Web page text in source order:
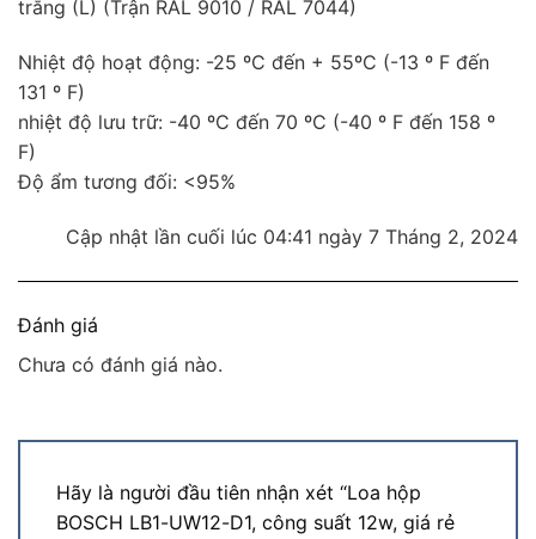
trắng (L) (Trận RAL 9010 / RAL 7044)
Nhiệt độ hoạt động: -25 ºC đến + 55ºC (-13 º F đến
131 º F)
nhiệt độ lưu trữ: -40 ºC đến 70 ºC (-40 º F đến 158 º
F)
Độ ẩm tương đối: <95%
Cập nhật lần cuối lúc 04:41 ngày 7 Tháng 2, 2024
Đánh giá
Chưa có đánh giá nào.
Hãy là người đầu tiên nhận xét “Loa hộp
BOSCH LB1-UW12-D1, công suất 12w, giá rẻ